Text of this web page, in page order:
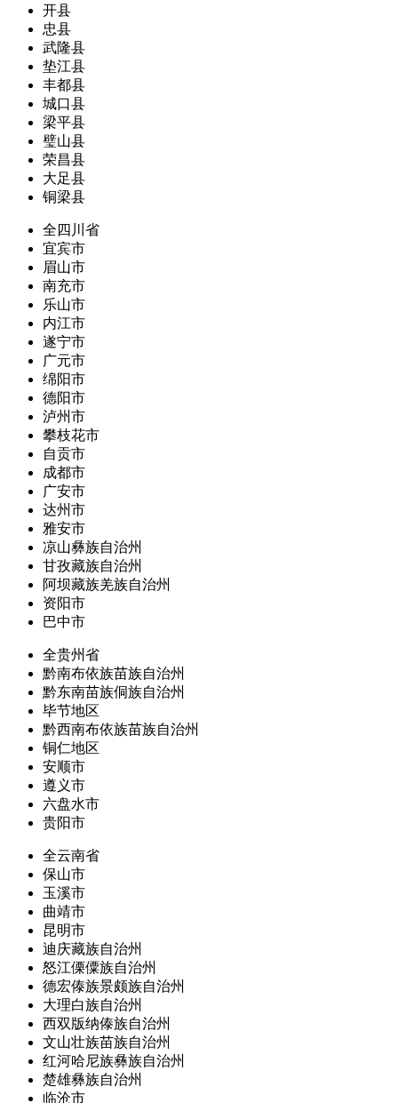
开县
忠县
武隆县
垫江县
丰都县
城口县
梁平县
璧山县
荣昌县
大足县
铜梁县
全四川省
宜宾市
眉山市
南充市
乐山市
内江市
遂宁市
广元市
绵阳市
德阳市
泸州市
攀枝花市
自贡市
成都市
广安市
达州市
雅安市
凉山彝族自治州
甘孜藏族自治州
阿坝藏族羌族自治州
资阳市
巴中市
全贵州省
黔南布依族苗族自治州
黔东南苗族侗族自治州
毕节地区
黔西南布依族苗族自治州
铜仁地区
安顺市
遵义市
六盘水市
贵阳市
全云南省
保山市
玉溪市
曲靖市
昆明市
迪庆藏族自治州
怒江傈僳族自治州
德宏傣族景颇族自治州
大理白族自治州
西双版纳傣族自治州
文山壮族苗族自治州
红河哈尼族彝族自治州
楚雄彝族自治州
临沧市